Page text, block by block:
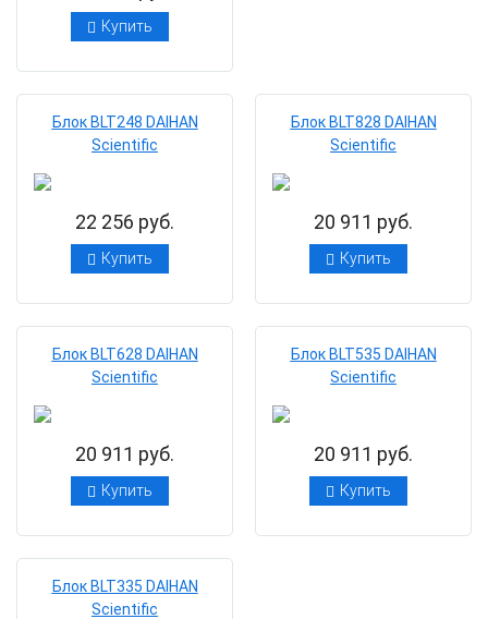
Купить
Блок BLT248 DAIHAN
Scientific
22 256 руб.
Купить
Блок BLT828 DAIHAN
Scientific
20 911 руб.
Купить
Блок BLT628 DAIHAN
Scientific
20 911 руб.
Купить
Блок BLT535 DAIHAN
Scientific
20 911 руб.
Купить
Блок BLT335 DAIHAN
Scientific